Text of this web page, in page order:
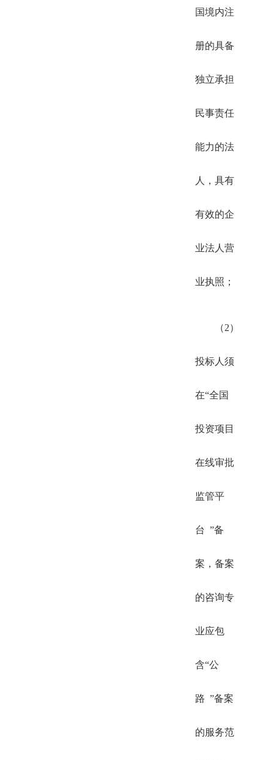
国境内注
册的具备
独立承担
民事责任
能力的法
人，具有
有效的企
业法人营
业执照；
（2）
投标人须
在“全国
投资项目
在线审批
监管平
台 ”备
案，备案
的咨询专
业应包
含“公
路 ”备案
的服务范